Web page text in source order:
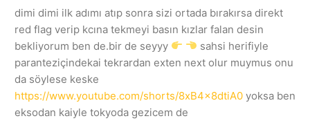
dimi dimi ilk adımı atıp sonra sizi ortada bırakırsa direkt
red flag verip kcına tekmeyi basın kızlar falan desin
bekliyorum ben de.bir de seyyy
sahsi herifiyle
paranteziçindekai tekrardan exten next olur muymus onu
da söylese keske
https://www.youtube.com/shorts/8xB4x8dtiA0 yoksa ben
eksodan kaiyle tokyoda gezicem de